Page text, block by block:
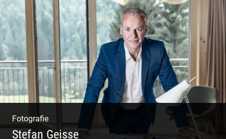
Shooting: Achtsamkeitstrainer
Fotografie
Stefan Geisse